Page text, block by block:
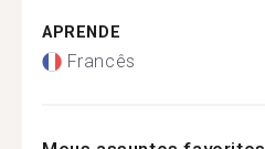
APRENDE
Francês